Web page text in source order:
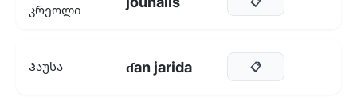
კრეოლი
Ჰაუსა ɗan jarida 📋